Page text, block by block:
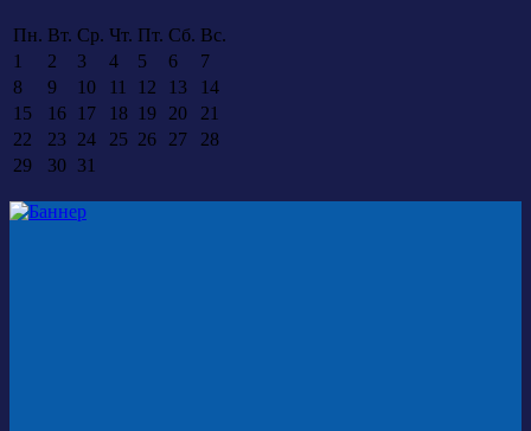
Пн. Вт. Ср. Чт. Пт. Сб. Вс.
1
2 3 4 5 6
7
8
9 10 11 12 13
14
15
16 17 18 19 20
21
22
23 24 25 26 27
28
29
30 31